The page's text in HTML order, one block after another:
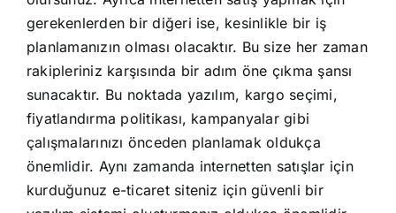
gerekenlerden bir diğeri ise, kesinlikle bir iş
planlamanızın olması olacaktır. Bu size her zaman
rakipleriniz karşısında bir adım öne çıkma şansı
sunacaktır. Bu noktada yazılım, kargo seçimi,
fiyatlandırma politikası, kampanyalar gibi
çalışmalarınızı önceden planlamak oldukça
önemlidir. Aynı zamanda internetten satışlar için
kurduğunuz e-ticaret siteniz için güvenli bir